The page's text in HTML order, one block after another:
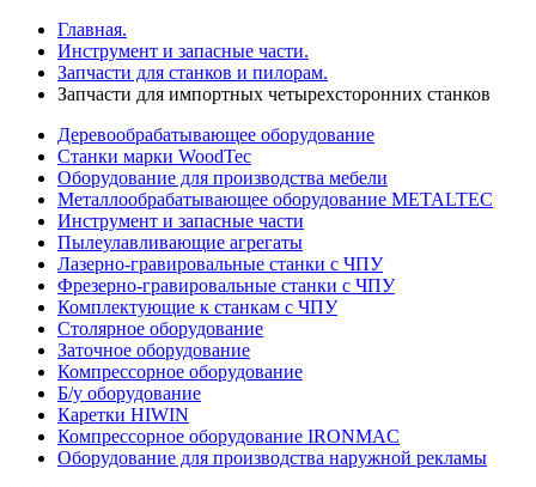
Главная.
Инструмент и запасные части.
Запчасти для станков и пилорам.
Запчасти для импортных четырехсторонних станков
Деревообрабатывающее оборудование
Станки марки WoodTec
Оборудование для производства мебели
Металлообрабатывающее оборудование METALTEC
Инструмент и запасные части
Пылеулавливающие агрегаты
Лазерно-гравировальные станки с ЧПУ
Фрезерно-гравировальные станки с ЧПУ
Комплектующие к станкам с ЧПУ
Столярное оборудование
Заточное оборудование
Компрессорное оборудование
Б/у оборудование
Каретки HIWIN
Компрессорное оборудование IRONMAC
Оборудование для производства наружной рекламы